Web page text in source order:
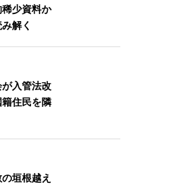
少資料か
解く
入管法改
住民を隣
垣根越え